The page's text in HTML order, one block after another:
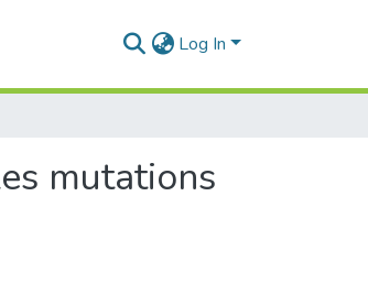
Log In
mutations